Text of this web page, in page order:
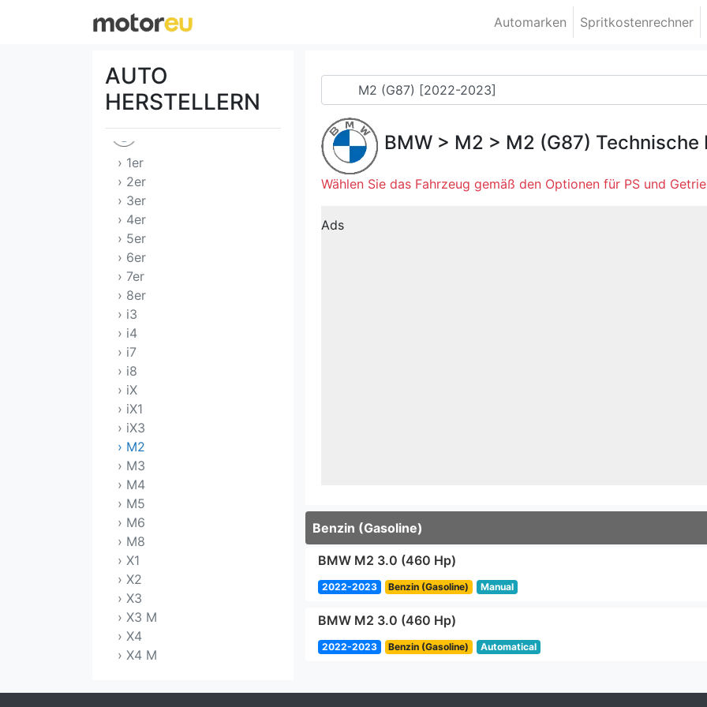
Automarken Spritkostenrechner
AUTO
HERSTELLERN
Aston Martin
Bentley
BMW
› 1er
› 2er
› 3er
› 4er
› 5er
› 6er
› 7er
› 8er
› i3
› i4
› i7
› i8
› iX
› iX1
› iX3
› M2
› M3
› M4
› M5
› M6
› M8
› X1
› X2
› X3
› X3 M
› X4
› X4 M
› X5 M
BMW > M2 > M2 (G87) Technische
Wählen Sie das Fahrzeug gemäß den Optionen für PS und
Ads
Benzin (Gasoline)
BMW M2 3.0 (460 Hp)
2022-2023 Benzin (Gasoline) Manual
BMW M2 3.0 (460 Hp)
2022-2023 Benzin (Gasoline) Automatical